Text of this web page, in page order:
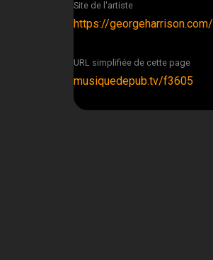
Site de l'artiste
https://georgeharrison.com/
URL simplifiée de cette page
musiquedepub.tv/f3605